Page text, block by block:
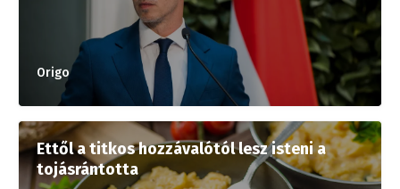
Origo
Ettől a titkos hozzávalótól lesz isteni a
tojásrántotta